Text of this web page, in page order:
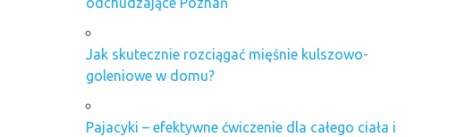
Jak skutecznie rozciągać mięśnie kulszowo-
goleniowe w domu?
Pajacyki – efektywne ćwiczenie dla całego ciała i